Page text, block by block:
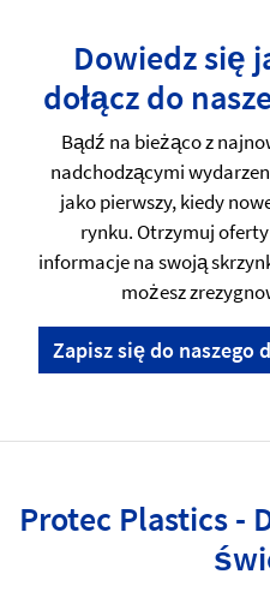
Dowiedz się
dołącz do
Bądź na bieżąco z
nadchodzącymi
jako pierwszy, kiedy
rynku. Otrzymuj
informacje na swoją
możesz
Zapisz się do naszego
Protec Plastics -